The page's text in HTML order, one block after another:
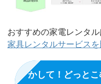
おすすめの家電レンタ
家具レンタルサービスを
かして！どっと